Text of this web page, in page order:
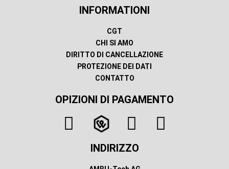
INFORMATIONI
CGT
CHI SI AMO
DIRITTO DI CANCELLAZIONE
PROTEZIONE DEI DATI
CONTATTO
OPIZIONI DI PAGAMENTO
INDIRIZZO